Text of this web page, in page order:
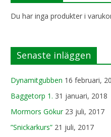
Du har inga produkter i
Senaste inläggen
Dynamitgubben 16 februari,
Baggetorp 1. 31 januari, 2018
Mormors Gökur 23 juli, 2017
”Snickarkurs” 21 juli, 2017